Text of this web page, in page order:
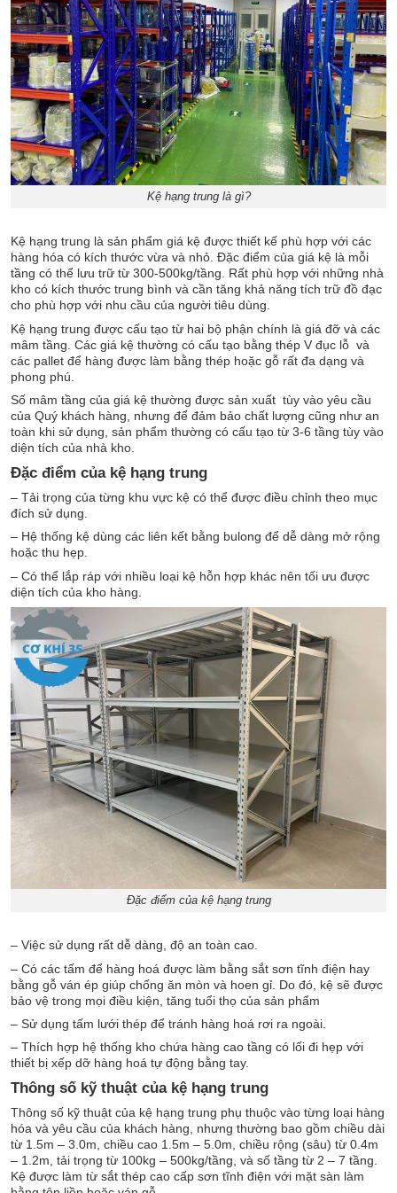
Kệ hạng trung là gì?
Kệ hạng trung là sản phẩm giá kệ được thiết kế phù hợp với các
hàng hóa có kích thước vừa và nhỏ. Đặc điểm của giá kệ là mỗi
tầng có thể lưu trữ từ 300-500kg/tầng. Rất phù hợp với những nhà
kho có kích thước trung bình và cần tăng khả năng tích trữ đồ đạc
cho phù hợp với nhu cầu của người tiêu dùng.
Kệ hạng trung được cấu tạo từ hai bộ phận chính là giá đỡ và các
mâm tầng. Các giá kệ thường có cấu tạo bằng thép V đục lỗ và
các pallet để hàng được làm bằng thép hoặc gỗ rất đa dạng và
phong phú.
Số mâm tầng của giá kệ thường được sản xuất tùy vào yêu cầu
của Quý khách hàng, nhưng để đảm bảo chất lượng cũng như an
toàn khi sử dụng, sản phẩm thường có cấu tạo từ 3-6 tầng tùy vào
diện tích của nhà kho.
Đặc điểm của kệ hạng trung
– Tải trọng của từng khu vực kệ có thể được điều chỉnh theo mục
đích sử dụng.
– Hệ thống kệ dùng các liên kết bằng bulong để dễ dàng mở rộng
hoặc thu hẹp.
– Có thể lắp ráp với nhiều loại kệ hỗn hợp khác nên tối ưu được
diện tích của kho hàng.
Đặc điểm của kệ hạng trung
– Việc sử dụng rất dễ dàng, độ an toàn cao.
– Có các tấm để hàng hoá được làm bằng sắt sơn tĩnh điện hay
bằng gỗ ván ép giúp chống ăn mòn và hoen gỉ. Do đó, kệ sẽ được
bảo vệ trong mọi điều kiện, tăng tuổi thọ của sản phẩm
– Sử dụng tấm lưới thép để tránh hàng hoá rơi ra ngoài.
– Thích hợp hệ thống kho chứa hàng cao tầng có lối đi hẹp với
thiết bị xếp dỡ hàng hoá tự động bằng tay.
Thông số kỹ thuật của kệ hạng trung
Thông số kỹ thuật của kệ hạng trung phụ thuộc vào từng loại hàng
hóa và yêu cầu của khách hàng, nhưng thường bao gồm chiều dài
từ 1.5m – 3.0m, chiều cao 1.5m – 5.0m, chiều rộng (sâu) từ 0.4m
– 1.2m, tải trọng từ 100kg – 500kg/tầng, và số tầng từ 2 – 7 tầng.
Kệ được làm từ sắt thép cao cấp sơn tĩnh điện với mặt sàn làm